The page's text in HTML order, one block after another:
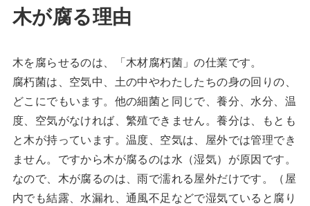
木が腐る理由
木を腐らせるのは、「木材腐朽菌」の仕業です。
腐朽菌は、空気中、土の中やわたしたちの身の回りの、
どこにでもいます。他の細菌と同じで、養分、水分、温
度、空気がなければ、繁殖できません。養分は、もとも
と木が持っています。温度、空気は、屋外では管理でき
ません。ですから木が腐るのは水（湿気）が原因です。
なので、木が腐るのは、雨で濡れる屋外だけです。（屋
内でも結露、水漏れ、通風不足などで湿気ていると腐り